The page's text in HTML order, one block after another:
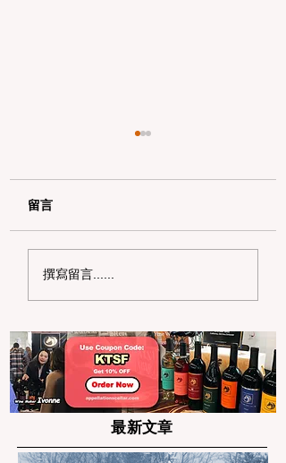
用 Clipper START 乘
留言
撰寫留言......
最新文章